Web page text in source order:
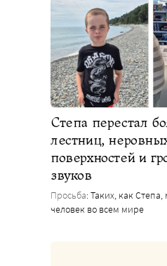
Степа перестал
лестниц,
поверхностей и
звуков
Просьба: Таких, как
человек во всем мире